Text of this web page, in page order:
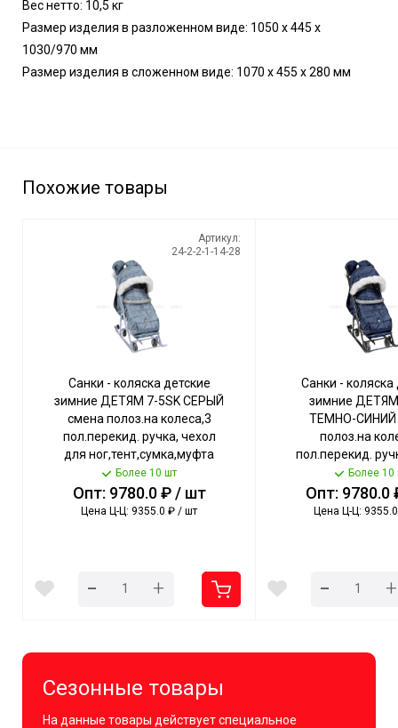
Вес нетто: 10,5 кг
Размер изделия в разложенном виде: 1050 х 445 х
1030/970 мм
Размер изделия в сложенном виде: 1070 х 455 х 280 мм
Похожие товары
Артикул:
24-2-2-1-14-28
Санки - коляска детские
зимние ДЕТЯМ 7-5SK СЕРЫЙ
смена полоз.на колеса,3
пол.перекид. ручка, чехол
для ног,тент,сумка,муфта
арт.НД7-5SК/СР NIKA [1]
Более 10 шт
Опт: 9780.0 ₽ / шт
Цена Ц-Ц: 9355.0 ₽ / шт
- +
Санки - коляска
зимние ДЕТЯМ
ТЕМНО-СИНИЙ
полоз.на
пол.перекид.
для ног,
арт.НД7-5SК/ТС
Более 10
Опт: 9780.0
Цена Ц-Ц:
- +
Сезонные товары
На данные товары действует специальное